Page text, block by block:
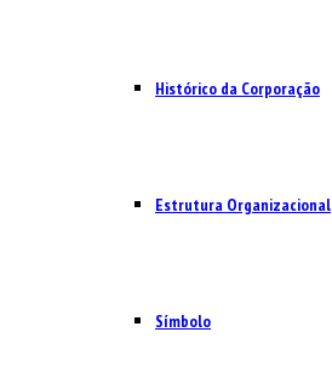
Histórico da Corporação
Estrutura Organizacional
Símbolo